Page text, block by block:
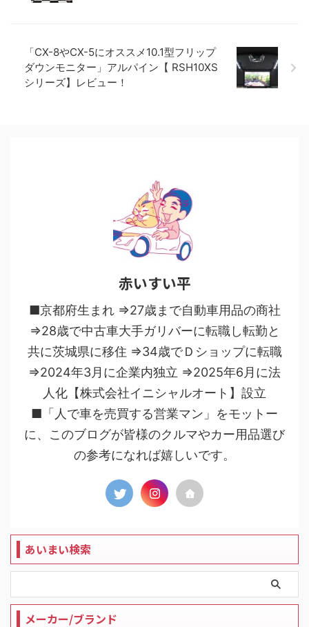
「CX-8やCX-5にオススメ10.1型フリップ
ダウンモニター」アルパイン【 RSH10XS
シリーズ】レビュー！
赤いすい平
■京都府生まれ ⇒27歳まで自動車用品の商社
⇒28歳で中古車大手ガリバーに転職し転勤と
共に茨城県に移住 ⇒34歳でＤショップに転職
⇒2024年3月に企業内独立 ⇒2025年6月に法
人化【株式会社イニシャルオート】設立
■「人で車を売買する営業マン」をモットー
に、このブログが皆様のクルマやカー用品選び
の参考になれば嬉しいです。
あいまい検索
メーカー/ブランド